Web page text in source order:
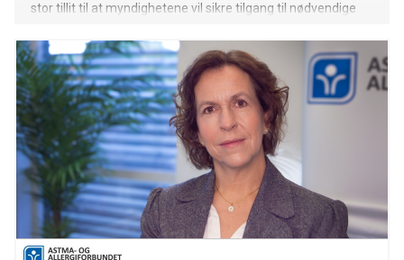
stor tillit til at myndighetene vil sikre tilgang til nødvendige
like mange – 44 prosent – at de har liten tillit.